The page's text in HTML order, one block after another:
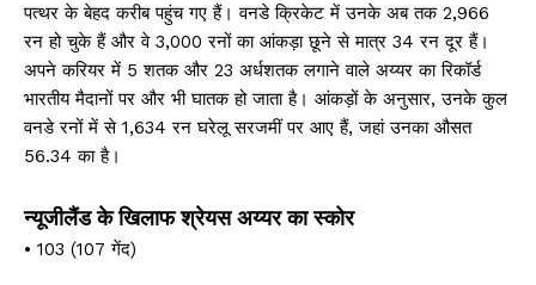
पत्थर के बेहद करीब पहुंच गए हैं। वनडे क्रिकेट में उनके अब तक 2,966
रन हो चुके हैं और वे 3,000 रनों का आंकड़ा छूने से मात्र 34 रन दूर हैं।
अपने करियर में 5 शतक और 23 अर्धशतक लगाने वाले अय्यर का रिकॉर्ड
भारतीय मैदानों पर और भी घातक हो जाता है। आंकड़ों के अनुसार, उनके कुल
वनडे रनों में से 1,634 रन घरेलू सरजमीं पर आए हैं, जहां उनका औसत
56.34 का है।
न्यूजीलैंड के खिलाफ श्रेयस अय्यर का स्कोर
• 103 (107 गेंद)